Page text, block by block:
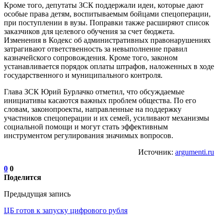
Кроме того, депутаты ЗСК поддержали идеи, которые дают
особые права детям, воспитываемым бойцами спецоперации,
при поступлении в вузы. Поправки также расширяют список
заказчиков для целевого обучения за счет бюджета.
Изменения в Кодекс об административных правонарушениях
затрагивают ответственность за невыполнение правил
казначейского сопровождения. Кроме того, законом
устанавливается порядок оплаты штрафов, наложенных в ходе
государственного и муниципального контроля.
Глава ЗСК Юрий Бурлачко отметил, что обсуждаемые
инициативы касаются важных проблем общества. По его
словам, законопроекты, направленные на поддержку
участников спецоперации и их семей, усиливают механизмы
социальной помощи и могут стать эффективным
инструментом регулирования значимых вопросов.
Источник: argumenti.ru
0 0
Поделится
Предыдущая запись
ЦБ готов к запуску цифрового рубля